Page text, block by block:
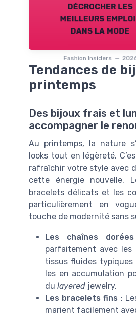
décrocher les
meilleurs
dans la mode
Fashion Insiders —
Tendances de
printemps
Des bijoux frais et
accompagner le
Au printemps, la nature
looks tout en légèreté.
rafraîchir votre style avec
cette énergie nouvelle.
bracelets délicats et les
particulièrement en
touche de modernité sans
Les chaînes dorées
parfaitement avec
tissus fluides
les en accumulation
du layered jewelry.
Les bracelets fins :
marient facilement